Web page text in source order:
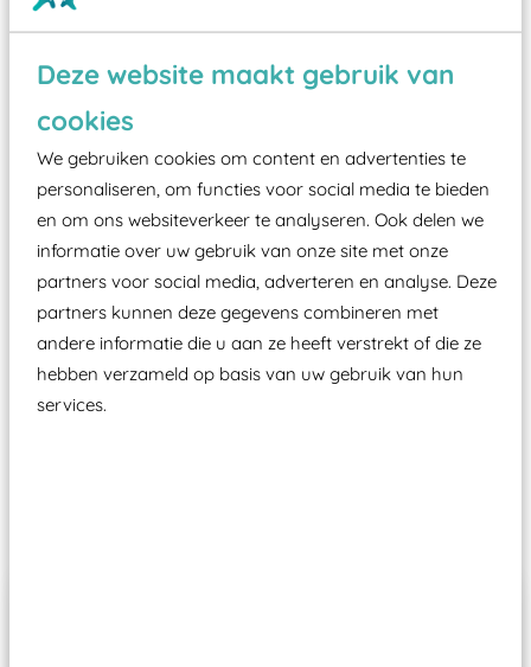
Deze website maakt gebruik van
cookies
We gebruiken cookies om content en advertenties te
personaliseren, om functies voor social media te bieden
en om ons websiteverkeer te analyseren. Ook delen we
informatie over uw gebruik van onze site met onze
partners voor social media, adverteren en analyse. Deze
partners kunnen deze gegevens combineren met
andere informatie die u aan ze heeft verstrekt of die ze
hebben verzameld op basis van uw gebruik van hun
services.
Wist je dat:
Vanaf een valhoogte van 1,5 meter een speciale
valondergrond onder speeltoestellen verplicht is
zoals kunstgras, rubber tegels of boomschors?
Elk speeltoestel in de openbare ruimte voorzien
moet zijn van een typekeuring, -plaatje en
certificering, uitgegeven door een Nederlands
aangewezen keuringsinstantie?